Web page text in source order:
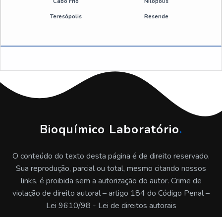
Desengripante spray atacado sp
Emulsão de silicone sp
Antiderrapante para correia preço
Emulsão de silicone industrial valor
Desmoldante de silicone sp
Desmoldante spray para moldes plastico sp
Emulsão de silicone antiespumante preço
Emulsão de silicone a venda
Teresópolis Resende
Bioquímico Laboratório.
O conteúdo do texto desta página é de direito reservado.
Sua reprodução, parcial ou total, mesmo citando nossos
links, é proibida sem a autorização do autor. Crime de
violação de direito autoral – artigo 184 do Código Penal –
Lei 9610/98 - Lei de direitos autorais